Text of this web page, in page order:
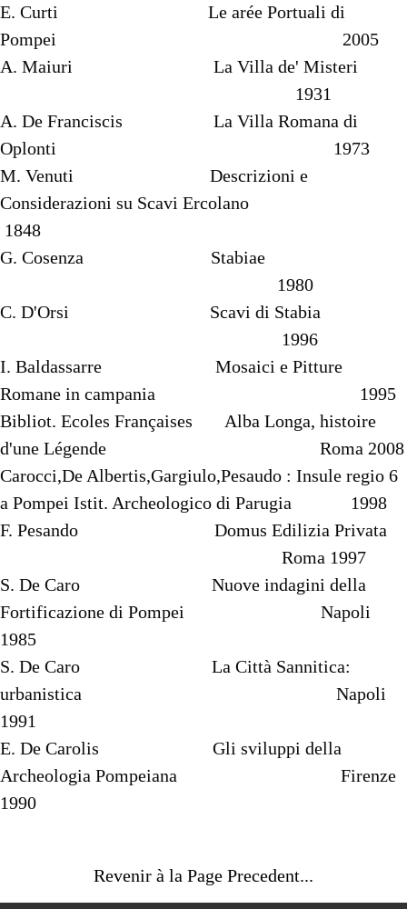
E. Curti Le arée Portuali di
Pompei 2005
A. Maiuri La Villa de' Misteri
1931
A. De Franciscis La Villa Romana di
Oplonti 1973
M. Venuti Descrizioni e
Considerazioni su Scavi Ercolano
1848
G. Cosenza Stabiae
1980
C. D'Orsi Scavi di Stabia
1996
I. Baldassarre Mosaici e Pitture
Romane in campania 1995
Bibliot. Ecoles Françaises Alba Longa, histoire
d'une Légende Roma 2008
Carocci,De Albertis,Gargiulo,Pesaudo : Insule regio 6
a Pompei Istit. Archeologico di Parugia 1998
F. Pesando Domus Edilizia Privata
Roma 1997
S. De Caro Nuove indagini della
Fortificazione di Pompei Napoli
1985
S. De Caro La Città Sannitica:
urbanistica Napoli
1991
E. De Carolis Gli sviluppi della
Archeologia Pompeiana Firenze
1990
Revenir à la Page Precedent...